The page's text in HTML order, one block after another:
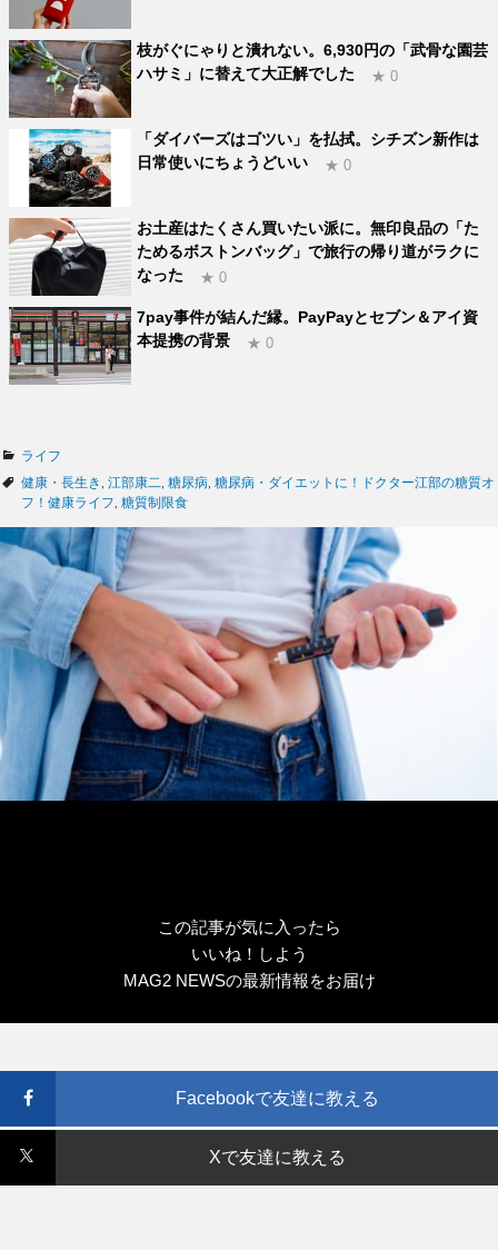
枝がぐにゃりと潰れない。6,930円の「武骨な園芸
ハサミ」に替えて大正解でした
★ 0
「ダイバーズはゴツい」を払拭。シチズン新作は
日常使いにちょうどいい
★ 0
お土産はたくさん買いたい派に。無印良品の「た
ためるボストンバッグ」で旅行の帰り道がラクに
なった
★ 0
7pay事件が結んだ縁。PayPayとセブン＆アイ資
本提携の背景
★ 0
カ
テ
ゴ
ー
ライフ
タ
グ
健康・長生き 江部康二 糖尿病 糖尿病・ダイエットに！ドクター江部の糖質オ
フ！健康ライフ 糖質制限食
この記事が気に入ったら
いいね！しよう
MAG2 NEWSの最新情報をお届け
Facebookで友達に教える
Xで友達に教える